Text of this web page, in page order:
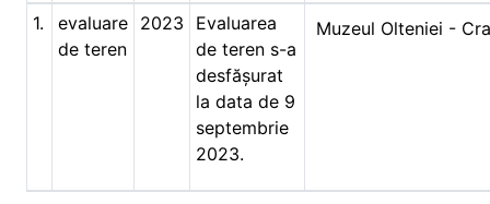
1.
evaluare
de teren
2023
Evaluarea
de teren s-a
desfășurat
la data de 9
septembrie
2023.
Muzeul Olteniei -